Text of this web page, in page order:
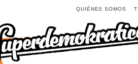
QUIÉNES SOMOS